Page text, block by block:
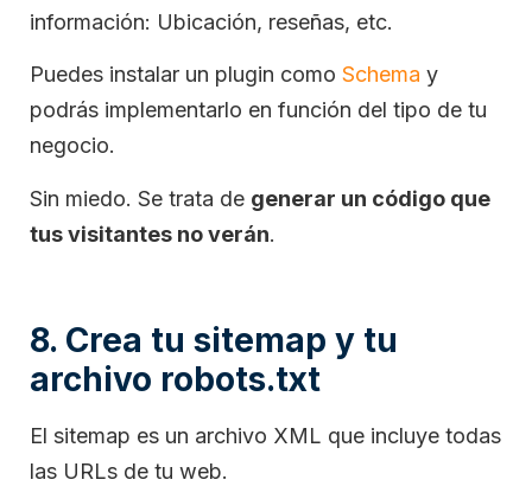
información: Ubicación, reseñas, etc.
Puedes instalar un plugin como Schema y
podrás implementarlo en función del tipo de tu
negocio.
Sin miedo. Se trata de generar un código que
tus visitantes no verán.
8. Crea tu sitemap y tu
archivo robots.txt
El sitemap es un archivo XML que incluye todas
las URLs de tu web.